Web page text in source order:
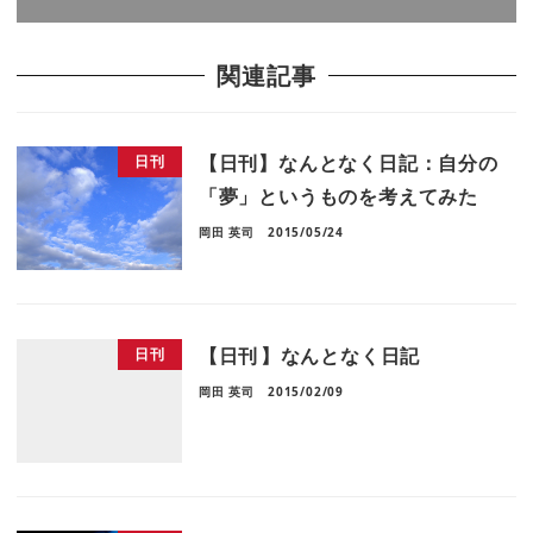
関連記事
日刊
【日刊】なんとなく日記：自分の
「夢」というものを考えてみた
岡田 英司 2015/05/24
日刊 【日刊】なんとなく日記
岡田 英司 2015/02/09